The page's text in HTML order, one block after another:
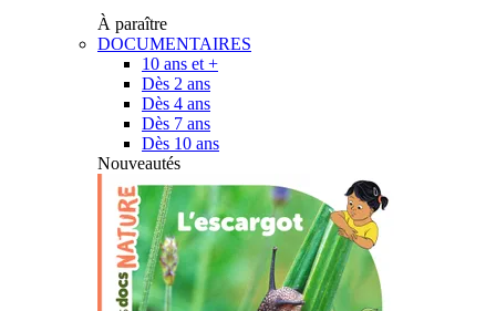
À paraître
DOCUMENTAIRES
10 ans et +
Dès 2 ans
Dès 4 ans
Dès 7 ans
Dès 10 ans
Nouveautés